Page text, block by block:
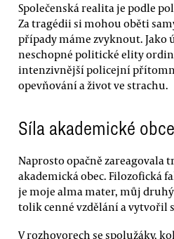
Společenská realita je podle
Za tragédii si mohou oběti
případy máme zvyknout. Jako
neschopné politické elity
intenzivnější policejní
opevňování a život ve strachu.
Síla akademické obce
Naprosto opačně zareagovala
akademická obec. Filozofická
je moje alma mater, můj
tolik cenné vzdělání a vytvořil
V rozhovorech se spolužáky,